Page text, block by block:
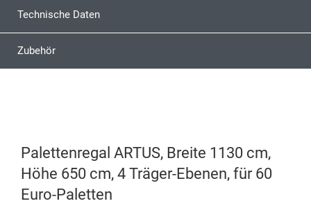
Technische Daten
Zubehör
Palettenregal ARTUS, Breite 1130 cm,
Höhe 650 cm, 4 Träger-Ebenen, für 60
Euro-Paletten